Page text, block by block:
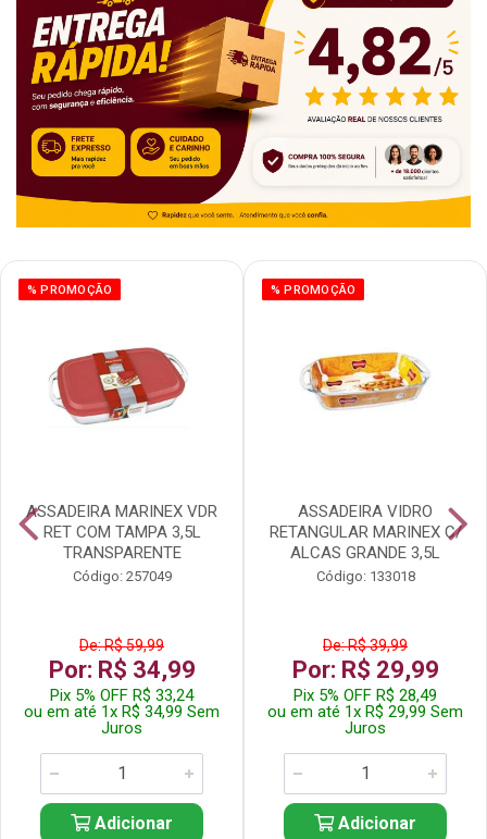
% PROMOÇÃO
ASSADEIRA MARINEX VDR
RET COM TAMPA 3,5L
TRANSPARENTE
Código: 257049
De: R$ 59,99
Por: R$ 34,99
Pix 5% OFF R$ 33,24
ou em até 1x R$ 34,99 Sem
Juros
Adicionar
% PROMOÇÃO
ASSADEIRA VIDRO
RETANGULAR MARINEX C/
ALCAS GRANDE 3,5L
Código: 133018
De: R$ 39,99
Por: R$ 29,99
Pix 5% OFF R$ 28,49
ou em até 1x R$ 29,99 Sem
Juros
Adicionar